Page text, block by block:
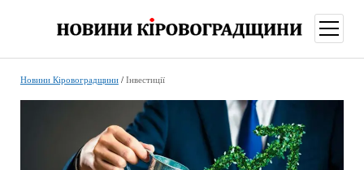
меню
Новини Кіровоградщини/ Інвестиції